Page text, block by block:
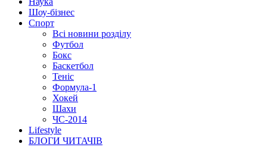
Шоу-бізнес
Спорт
Всі новини розділу
Футбол
Бокс
Баскетбол
Теніс
Формула-1
Хокей
Шахи
ЧС-2014
Lifestyle
БЛОГИ ЧИТАЧІВ